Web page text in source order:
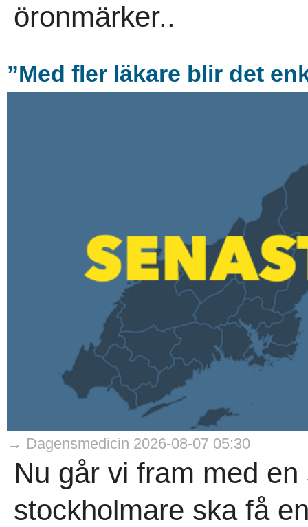
öronmärker..
”Med fler läkare blir det
→ Dagensmedicin 2026-08-07 05:30
Nu går vi fram med
stockholmare ska få